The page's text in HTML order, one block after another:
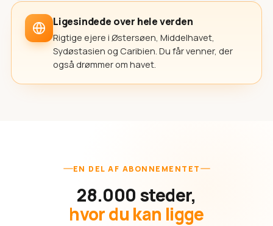
Ligesindede over hele verden
Rigtige ejere i Østersøen, Middelhavet,
Sydøstasien og Caribien. Du får venner, der
også drømmer om havet.
EN DEL AF ABONNEMENTET
28.000 steder,
hvor du kan ligge